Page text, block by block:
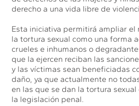
derecho a una vida libre de
Esta iniciativa permitirá ampliar el
la tortura sexual como una forma
crueles e inhumanos o
que la ejercen reciban las
y las víctimas sean beneficiadas
daño, ya que actualmente no
en las que se dan la tortura
la legislación penal.